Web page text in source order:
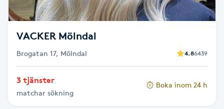
Gua Sha-massage
Hatha Yoga
VACKER Mölndal
Brogatan 17, Mölndal 4.86439
3 tjänster
matchar sökning
Boka inom 24 h